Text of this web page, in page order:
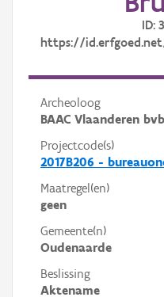
ID:
https://
Archeoloog
BAAC Vlaanderen
Projectcode(s)
2017B206 -
Maatregel(en)
geen
Gemeente(n)
Oudenaarde
Beslissing
Aktename